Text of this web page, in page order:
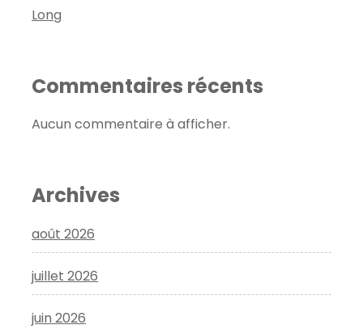
Long
Commentaires récents
Aucun commentaire à afficher.
Archives
août 2026
juillet 2026
juin 2026